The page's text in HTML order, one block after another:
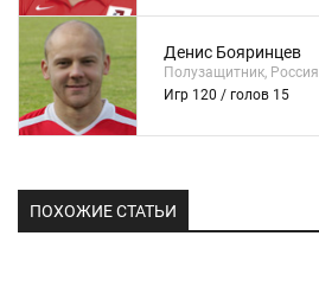
Денис Бояринцев
Полузащитник, Россия
Игр 120 / голов 15
ПОХОЖИЕ СТАТЬИ